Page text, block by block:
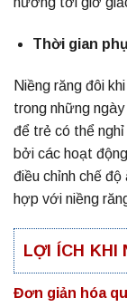
Thời gian
Niềng răng đôi
trong những
để trẻ có thể
bởi các hoạt
điều chỉnh chế độ
hợp với niềng
LỢI ÍCH KHI
Đơn giản hóa